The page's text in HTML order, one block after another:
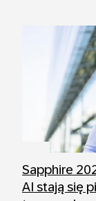
Sapphire
AI stają się